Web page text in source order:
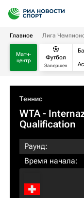
Главное Лига
Матч-
центр
Футбол
Завершен
Теннис
WTA-
Qualification
Раунд:
Время начала: